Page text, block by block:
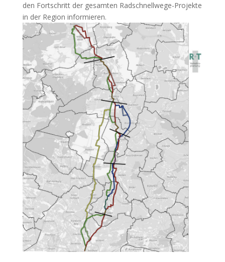
den Fortschritt der gesamten Radschnellwege-Projekte
in der Region informieren.